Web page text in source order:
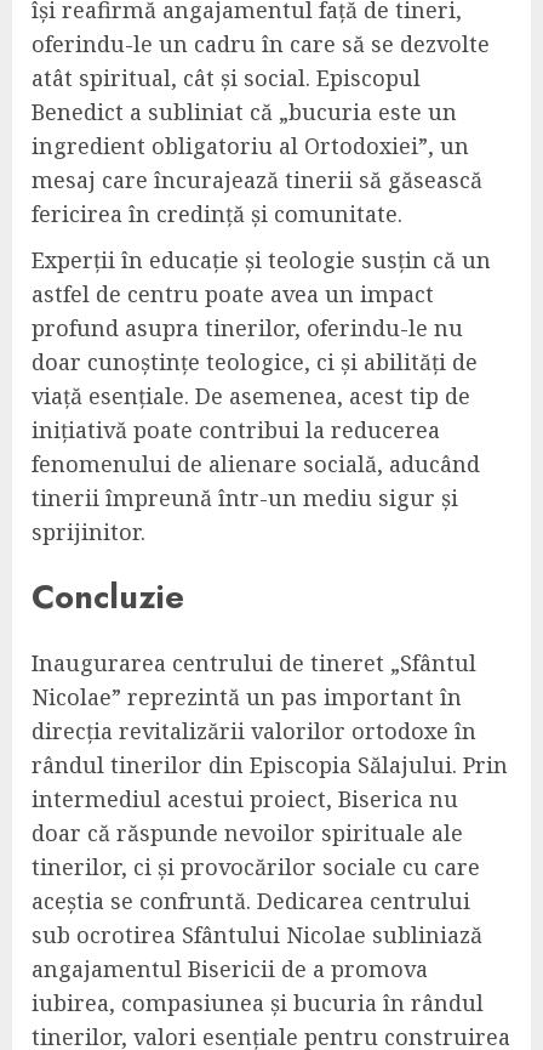
își reafirmă angajamentul față de tineri,
oferindu-le un cadru în care să se dezvolte
atât spiritual, cât și social. Episcopul
Benedict a subliniat că „bucuria este un
ingredient obligatoriu al Ortodoxiei”, un
mesaj care încurajează tinerii să găsească
fericirea în credință și comunitate.
Experții în educație și teologie susțin că un
astfel de centru poate avea un impact
profund asupra tinerilor, oferindu-le nu
doar cunoștințe teologice, ci și abilități de
viață esențiale. De asemenea, acest tip de
inițiativă poate contribui la reducerea
fenomenului de alienare socială, aducând
tinerii împreună într-un mediu sigur și
sprijinitor.
Concluzie
Inaugurarea centrului de tineret „Sfântul
Nicolae” reprezintă un pas important în
direcția revitalizării valorilor ortodoxe în
rândul tinerilor din Episcopia Sălajului. Prin
intermediul acestui proiect, Biserica nu
doar că răspunde nevoilor spirituale ale
tinerilor, ci și provocărilor sociale cu care
aceștia se confruntă. Dedicarea centrului
sub ocrotirea Sfântului Nicolae subliniază
angajamentul Bisericii de a promova
iubirea, compasiunea și bucuria în rândul
tinerilor, valori esențiale pentru construirea